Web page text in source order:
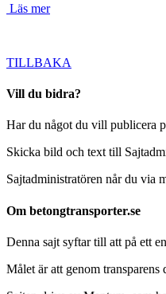
Läs mer
TILLBAKA
Vill du bidra?
Har du något du vill publicera
Skicka bild och text till
Sajtadministratören når du via
Om betongtransporter.se
Denna sajt syftar till att på ett
Målet är att genom